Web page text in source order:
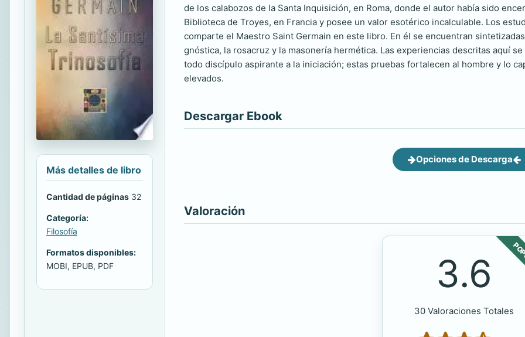
Más detalles de libro
Cantidad de páginas 32
Categoría:
Filosofía
Formatos disponibles:
MOBI, EPUB, PDF
de los calabozos de la Santa Inquisición, en Roma, donde el autor había sido
Biblioteca de Troyes, en Francia y posee un valor esotérico incalculable. Los
comparte el Maestro Saint Germain en este libro. En él se encuentran
gnóstica, la rosacruz y la masonería hermética. Las experiencias descritas aquí
todo discípulo aspirante a la iniciación; estas pruebas fortalecen al hombre y lo
elevados.
Descargar Ebook
Opciones de Descarga
Valoración
3.6
30 Valoraciones Totales